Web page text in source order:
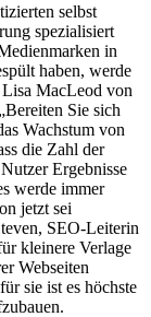
selbst
spezialisiert
in
haben, werde
MacLeod von
Sie sich
Wachstum von
die Zahl der
Ergebnisse
werde immer
jetzt sei
SEO-Leiterin
kleinere Verlage
Webseiten
sie ist es höchste